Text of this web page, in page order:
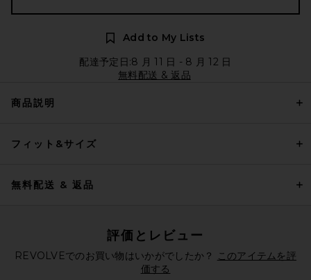
Add to My Lists
配達予定日:8 月 11 日 - 8 月 12 日
無料配送 & 返品
商品説明
フィット&サイズ
無料配送 & 返品
評価とレビュー
REVOLVEでのお買い物はいかがでしたか？
このアイテムを評
価する